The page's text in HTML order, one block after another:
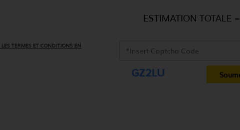
ESTIMATION TOTALE =
LES TERMES ET CONDITIONS EN